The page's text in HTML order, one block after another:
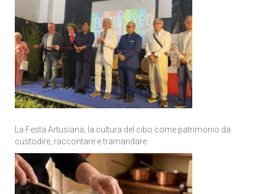
La Festa Artusiana, la cultura del cibo come patrimonio da
custodire, raccontare e tramandare